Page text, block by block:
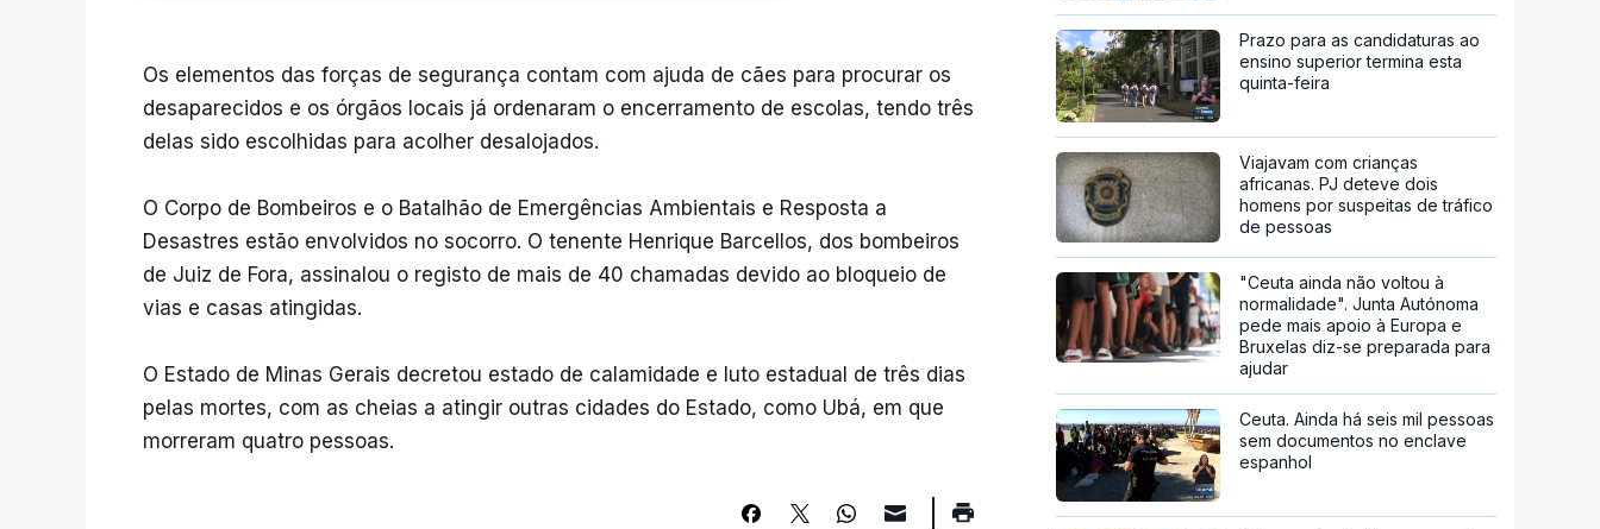
Os elementos das forças de segurança contam com ajuda de cães para procurar os
desaparecidos e os órgãos locais já ordenaram o encerramento de escolas, tendo três
delas sido escolhidas para acolher desalojados.
O Corpo de Bombeiros e o Batalhão de Emergências Ambientais e Resposta a
Desastres estão envolvidos no socorro. O tenente Henrique Barcellos, dos bombeiros
de Juiz de Fora, assinalou o registo de mais de 40 chamadas devido ao bloqueio de
vias e casas atingidas.
O Estado de Minas Gerais decretou estado de calamidade e luto estadual de três dias
pelas mortes, com as cheias a atingir outras cidades do Estado, como Ubá, em que
morreram quatro pessoas.
Prazo para as candidaturas ao
ensino superior termina esta
quinta-feira
Viajavam com crianças
africanas. PJ deteve dois
homens por suspeitas de tráfico
de pessoas
"Ceuta ainda não voltou à
normalidade". Junta Autónoma
pede mais apoio à Europa e
Bruxelas diz-se preparada para
ajudar
Ceuta. Ainda há seis mil pessoas
sem documentos no enclave
espanhol